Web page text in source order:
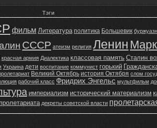
Тэги
фильм Литература политика Большевик
СССР атеизм религия Ленин
красная армия Диалектика классовая память Сталин
Украина дети воспитание коммунист горький
Великий Октябрь история Октября слом
рабочий класс Фридрих Энгельс мультфильм
империализм исторический материализм
декреты советской власти